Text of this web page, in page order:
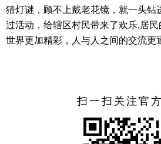
猜灯谜，顾不上戴老花镜，就一头钻
过活动，给辖区村民带来了欢乐,居
世界更加精彩，人与人之间的交流更
扫一扫关注官